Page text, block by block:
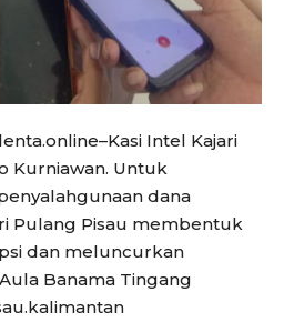
Intel Kajari
Kurniawan. Untuk
dana
Pulang Pisau membentuk
dan meluncurkan
Banama Tingang